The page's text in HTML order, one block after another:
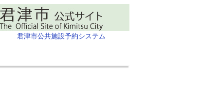
君津市公共施設予約システム